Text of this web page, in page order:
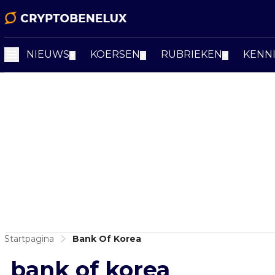
NIEUWS KOERSEN RUBRIEKEN
Startpagina Bank Of Korea
bank of korea